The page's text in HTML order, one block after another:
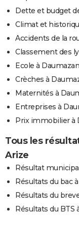
Dette et budget
Climat et
Accidents de la
Classement des
Ecole à
Crèches à
Maternités à
Entreprises à
Prix immobilier à
Tous les
Arize
Résultat
Résultats du bac
Résultats du
Résultats du BTS